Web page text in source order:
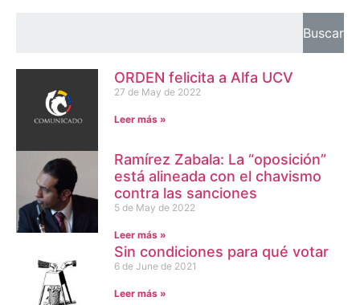
Buscar
ORDEN felicita a Alfa UCV
27 de May de 2022
Leer más »
Ramírez Zabala: La “oposición”
está alineada con el chavismo
contra las sanciones
5 de May de 2022
Leer más »
Sin condiciones para qué votar
6 de June de 2021
Leer más »